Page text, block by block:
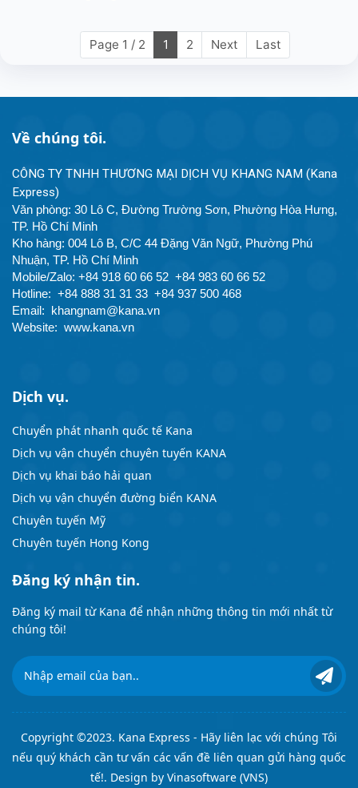
Page 1 / 2 1 2 Next Last
Về chúng tôi.
CÔNG TY TNHH THƯƠNG MẠI DỊCH VỤ KHANG NAM (Kana
Express)
Văn phòng: 30 Lô C, Đường Trường Sơn, Phường Hòa Hưng,
TP. Hồ Chí Minh
Kho hàng: 004 Lô B, C/C 44 Đặng Văn Ngữ, Phường Phú
Nhuận, TP. Hồ Chí Minh
Mobile/Zalo: +84 918 60 66 52  +84 983 60 66 52
Hotline: +84 888 31 31 33  +84 937 500 468
Email:
khangnam@kana.vn
Website: www.kana.vn
Dịch vụ.
Chuyển phát nhanh quốc tế Kana
Dịch vụ vận chuyển chuyên tuyến KANA
Dịch vụ khai báo hải quan
Dịch vụ vận chuyển đường biển KANA
Chuyên tuyến Mỹ
Chuyên tuyến Hong Kong
Đăng ký nhận tin.
Đăng ký mail từ Kana để nhận những thông tin mới nhất từ
chúng tôi!
Copyright ©2023. Kana Express - Hãy liên lạc với chúng Tôi
nếu quý khách cần tư vấn các vấn đề liên quan gửi hàng quốc
tế!. Design by Vinasoftware (VNS)